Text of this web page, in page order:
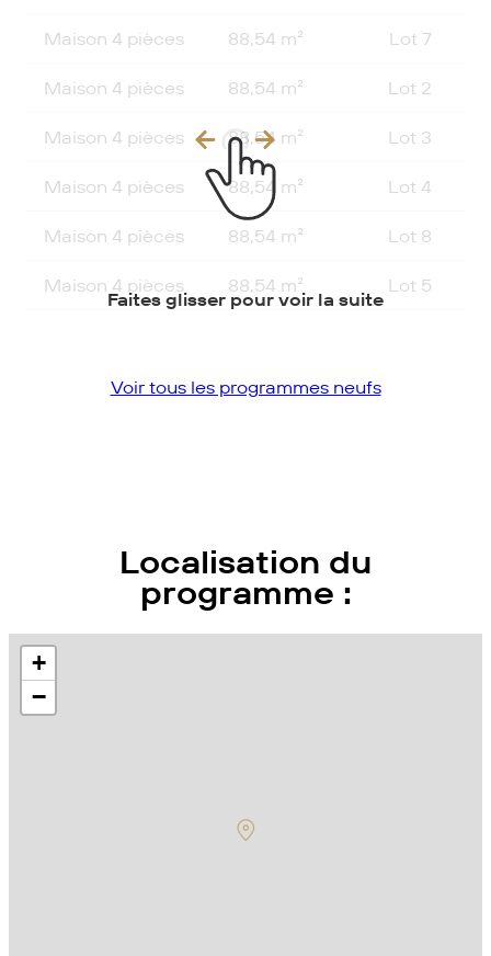
Maison 4 pièces 88,54 m² Lot 7
Maison 4 pièces 88,54 m² Lot 2
Maison 4 pièces 88,54 m² Lot 3
Maison 4 pièces 88,54 m² Lot 4
Maison 4 pièces 88,54 m² Lot 8
Maison 4 pièces 88,54 m² Lot 5
Faites glisser pour voir la suite
Voir tous les programmes neufs
Localisation du
programme :
+
−